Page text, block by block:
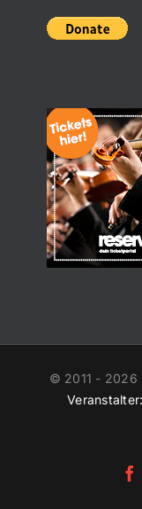
© 2011 - 2026 |